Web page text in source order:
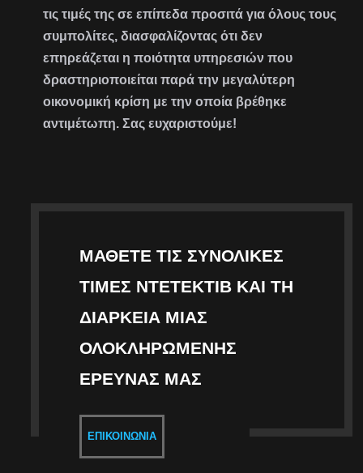
τις τιμές της σε επίπεδα προσιτά για όλους τους
συμπολίτες, διασφαλίζοντας ότι δεν
επηρεάζεται η ποιότητα υπηρεσιών που
δραστηριοποιείται παρά την μεγαλύτερη
οικονομική κρίση με την οποία βρέθηκε
αντιμέτωπη. Σας ευχαριστούμε!
ΜΆΘΕΤΕ ΤΙΣ ΣΥΝΟΛΙΚΈΣ
ΤΙΜΈΣ ΝΤΕΤΈΚΤΙΒ ΚΑΙ ΤΗ
ΔΙΆΡΚΕΙΑ ΜΙΑΣ
ΟΛΟΚΛΗΡΩΜΈΝΗΣ
ΈΡΕΥΝΑΣ ΜΑΣ
ΕΠΙΚΟΙΝΩΝΊΑ